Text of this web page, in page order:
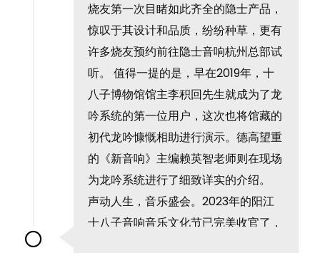
烧友第一次目睹如此齐全的隐士产品，
惊叹于其设计和品质，纷纷种草，更有
许多烧友预约前往隐士音响杭州总部试
听。 值得一提的是，早在2019年，十
八子博物馆馆主李积回先生就成为了龙
吟系统的第一位用户，这次也将馆藏的
初代龙吟慷慨相助进行演示。德高望重
的《新音响》主编赖英智老师则在现场
为龙吟系统进行了细致详实的介绍。
声动人生，音乐盛会。2023年的阳江
十八子音响音乐文化节已完美收官了，